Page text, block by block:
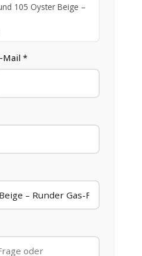
105 Oyster Beige –
Mail *